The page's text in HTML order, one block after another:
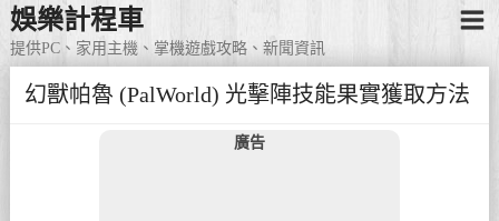
娛樂計程車
提供PC、家用主機、掌機遊戲攻略、新聞資訊
幻獸帕魯 (PalWorld) 光擊陣技能果實獲取方法
廣告